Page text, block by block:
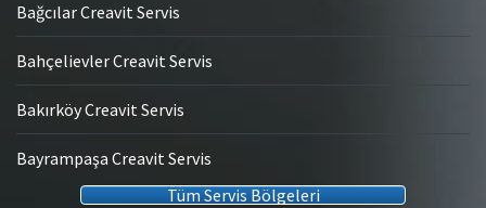
Bağcılar Creavit Servis
Bahçelievler Creavit Servis
Bakırköy Creavit Servis
Bayrampaşa Creavit Servis
Tüm Servis Bölgeleri